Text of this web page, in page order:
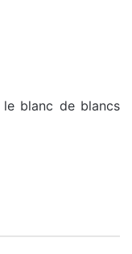
le blanc de blancs